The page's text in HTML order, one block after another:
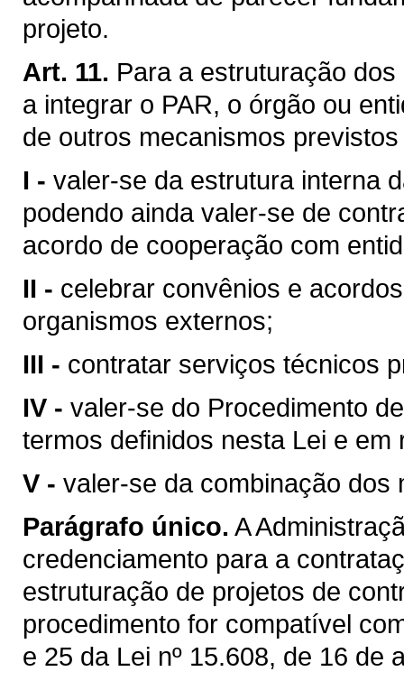
projeto.
Art. 11. Para a estruturação
a integrar o PAR, o órgão ou
de outros mecanismos
I - valer-se da estrutura interna
podendo ainda valer-se de
acordo de cooperação com
II - celebrar convênios e
organismos externos;
III - contratar serviços técnicos
IV - valer-se do Procedimento
termos definidos nesta Lei e em
V - valer-se da combinação dos
Parágrafo único. A
credenciamento para a
estruturação de projetos de
procedimento for compatível
e 25 da Lei nº 15.608, de 16 de